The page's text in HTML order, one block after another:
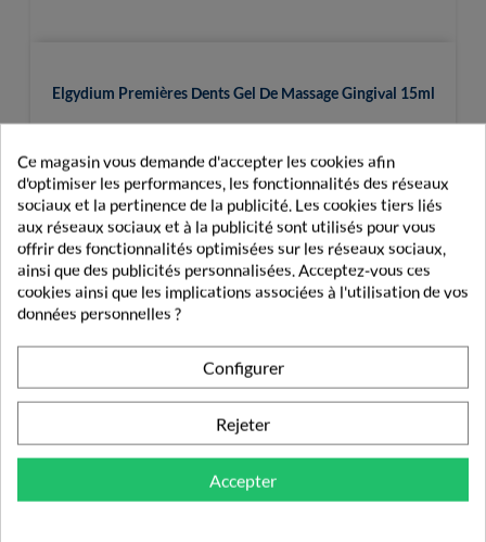
Elgydium Premières Dents Gel De Massage Gingival 15ml
7,19 €
PRODUITS DE LA MÊME CATÉGORIE
BROSSE À DENTS
Ce magasin vous demande d'accepter les cookies afin
d'optimiser les performances, les fonctionnalités des réseaux
sociaux et la pertinence de la publicité. Les cookies tiers liés
aux réseaux sociaux et à la publicité sont utilisés pour vous
offrir des fonctionnalités optimisées sur les réseaux sociaux,
ainsi que des publicités personnalisées. Acceptez-vous ces
cookies ainsi que les implications associées à l'utilisation de vos
données personnelles ?
Configurer
Rejeter
Accepter